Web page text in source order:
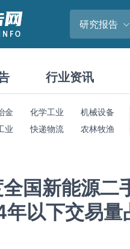
研究报告
行业资讯
金 化学工业
机械设备
业 快递物流 农林牧渔
国新能源二
以下交易量